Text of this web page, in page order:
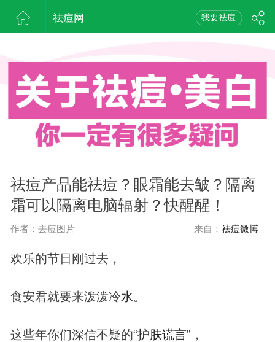
祛痘网 我要祛痘
祛痘产品能祛痘？眼霜能去皱？隔离
霜可以隔离电脑辐射？快醒醒！
作者：去痘图片 来自： 祛痘微博
欢乐的节日刚过去，
食安君就要来泼泼冷水。
这些年你们深信不疑的“护肤谎言”，